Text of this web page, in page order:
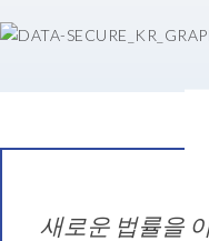
새로운 법률을